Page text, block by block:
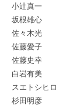
小辻真一
坂根雄心
佐々木光
佐藤愛子
佐藤史幸
白岩有美
スエトシヒロ
杉田明彦